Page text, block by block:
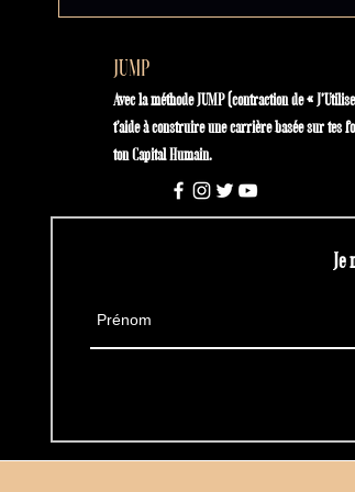
JUMP
Avec la méthode JUMP (contraction de «
t'aide à construire une carrière basée sur tes
ton Capital Humain.
Je